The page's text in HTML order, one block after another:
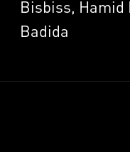
Bisbiss, Hamid
Badida